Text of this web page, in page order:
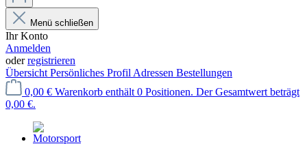
Menü schließen
Ihr Konto
Anmelden
oderregistrieren
Übersicht Persönliches Profil Adressen Bestellungen
0,00 € Warenkorb enthält 0 Positionen. Der Gesamtwert beträgt
0,00 €.